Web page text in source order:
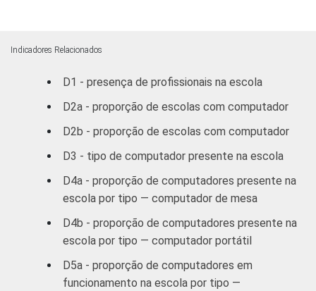
INSTALADA NO
DE INFORMÁTICA
50
computador instalado no laboratório de
informática. Respostas múltiplas e
2Base: 305 escolas que possuem
computador instalado na biblioteca ou sala
de estudos para os alunos. Respostas
múltiplas e estimuladas.
instalado na sala de aula. Respostas
múltiplas e estimuladas.
Indicadores Relacionados
D1 - presença de profissionais na escola
D2a - proporção de escolas com computador
D2b - proporção de escolas com computador
D3 - tipo de computador presente na escola
D4a - proporção de computadores presente na
escola por tipo — computador de mesa
D4b - proporção de computadores presente na
escola por tipo — computador portátil
D5a - proporção de computadores em
funcionamento na escola por tipo —